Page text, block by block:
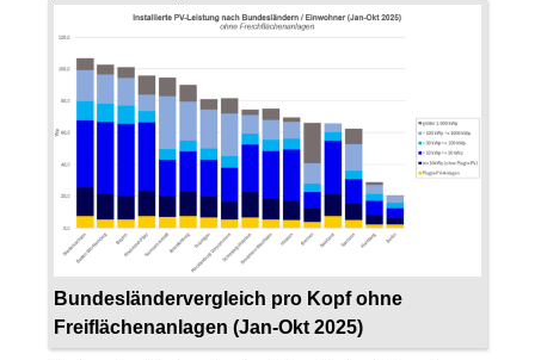
Bundesländervergleich pro Kopf ohne
Freiflächenanlagen (Jan-Okt 2025)